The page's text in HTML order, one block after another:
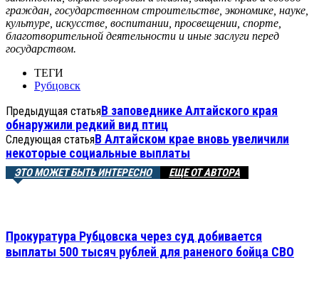
граждан, государственном строительстве, экономике, науке,
культуре, искусстве, воспитании, просвещении, спорте,
благотворительной деятельности и иные заслуги перед
государством.
ТЕГИ
Рубцовск
Предыдущая статьяВ заповеднике Алтайского края
обнаружили редкий вид птиц
Следующая статьяВ Алтайском крае вновь увеличили
некоторые социальные выплаты
ЭТО МОЖЕТ БЫТЬ ИНТЕРЕСНО ЕЩЕ ОТ АВТОРА
Прокуратура Рубцовска через суд добивается
выплаты 500 тысяч рублей для раненого бойца СВО